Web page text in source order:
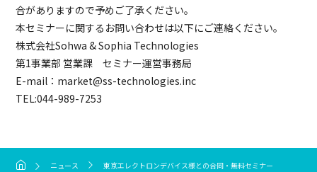
合がありますので予めご了承ください。
本セミナーに関するお問い合わせは以下にご連絡ください。
株式会社Sohwa & Sophia Technologies
第1事業部 営業課 セミナー運営事務局
E-mail：market@ss-technologies.inc
TEL:044-989-7253
ニュース 東京エレクトロンデバイス様との合同・無料セミナー ～これから